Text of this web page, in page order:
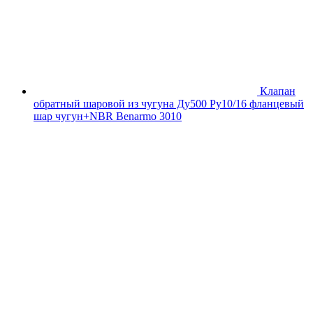
Клапан
обратный шаровой из чугуна Ду500 Ру10/16 фланцевый
шар чугун+NBR Benarmo 3010